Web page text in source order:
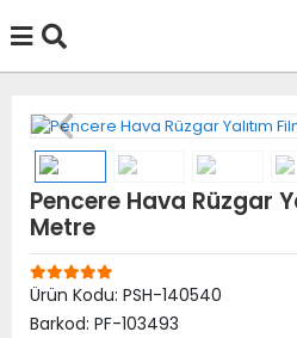
Pencere Hava Rüzgar
Metre
Ürün Kodu: PSH-140540
Barkod: PF-103493